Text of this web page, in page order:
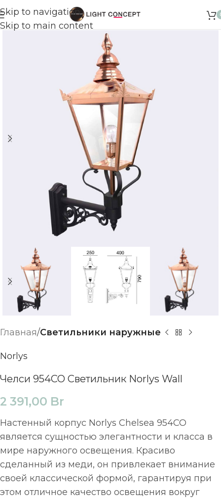
Skip to navigation
Skip to main content
Главная Светильники наружные
Norlys
Челси 954CO Светильник Norlys Wall
2 391,00 Br
Настенный корпус Norlys Chelsea 954CO
является сущностью элегантности и класса в
мире наружного освещения. Красиво
сделанный из меди, он привлекает внимание
своей классической формой, гарантируя при
этом отличное качество освещения вокруг